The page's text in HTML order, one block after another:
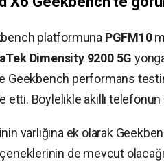
platformuna PGFM10
Dimensity 9200 5G
Geekbench performans
etti. Böylelikle akıllı
varlığına ek olarak
de mevcut